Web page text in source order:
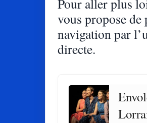
Pour aller plus
vous propose
navigation par
directe.